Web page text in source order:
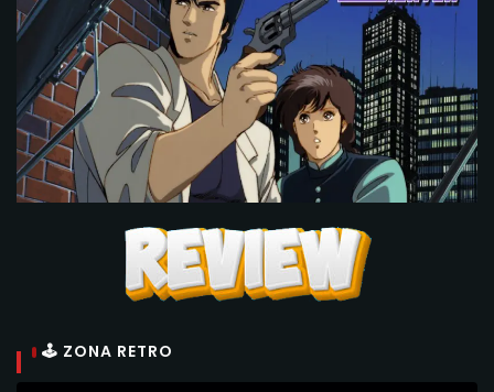
🕹 ZONA RETRO